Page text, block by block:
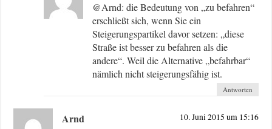
@Arnd: die Bedeutung von „zu befahren“
erschließt sich, wenn Sie ein
Steigerungspartikel davor setzen: „diese
Straße ist besser zu befahren als die
andere“. Weil die Alternative „befahrbar“
nämlich nicht steigerungsfähig ist.
Antworten
Arnd 10. Juni 2015 um 15:16